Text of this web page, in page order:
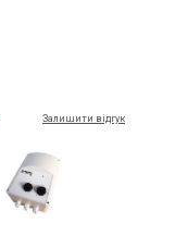
Залишити відгук